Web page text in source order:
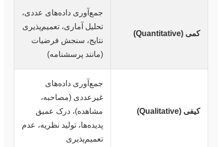
کمی (Quantitative)
جمع‌آوری داده‌های عددی،
تحلیل آماری، تعمیم‌پذیری
نتایج، سنجش فرضیات
(مانند پرسشنامه)
کیفی (Qualitative)
جمع‌آوری داده‌های
غیرعددی (مصاحبه،
مشاهده)، درک عمیق
پدیده‌ها، تولید نظریه، عدم
تعمیم‌پذیری